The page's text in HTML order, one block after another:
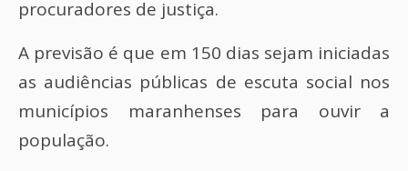
procuradores de justiça.
A previsão é que em 150 dias sejam iniciadas
as audiências públicas de escuta social nos
municípios maranhenses para ouvir a
população.